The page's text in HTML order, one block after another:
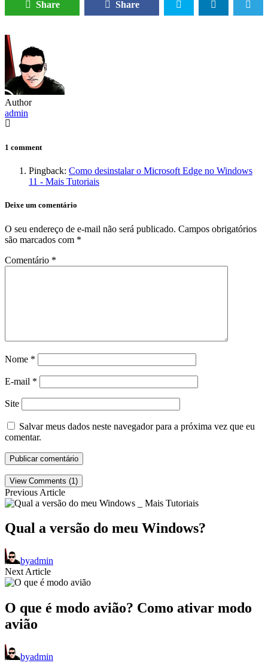
Share Share
Author
admin
1 comment
Pingback: Como desinstalar o Microsoft Edge no Windows
11 - Mais Tutoriais
Deixe um comentário
O seu endereço de e-mail não será publicado. Campos obrigatórios
são marcados com *
Comentário *
Nome *
E-mail *
Site
Salvar meus dados neste navegador para a próxima vez que eu
comentar.
View Comments (1)
Previous Article
Qual a versão do meu Windows?
byadmin
Next Article
O que é modo avião? Como ativar modo
avião
byadmin